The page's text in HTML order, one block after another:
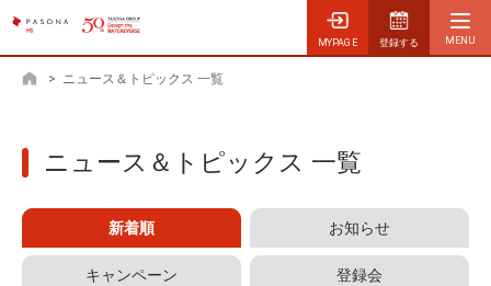
MYPAGE 登録する
ホーム
> ニュース＆トピックス 一覧
ニュース＆トピックス 一覧
新着順 お知らせ
キャンペーン 登録会